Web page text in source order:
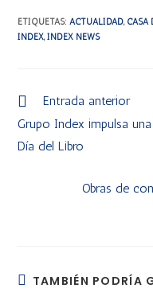
ETIQUETAS:ACTUALIDAD, CASA
INDEX, INDEX NEWS
Entrada anterior
Grupo Index impulsa
Día del Libro
Obras de
TAMBIÉN PODRÍA